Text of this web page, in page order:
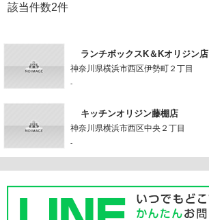
該当件数2件
ランチボックスK＆Kオリジン店
神奈川県横浜市西区伊勢町２丁目
-
キッチンオリジン藤棚店
神奈川県横浜市西区中央２丁目
-